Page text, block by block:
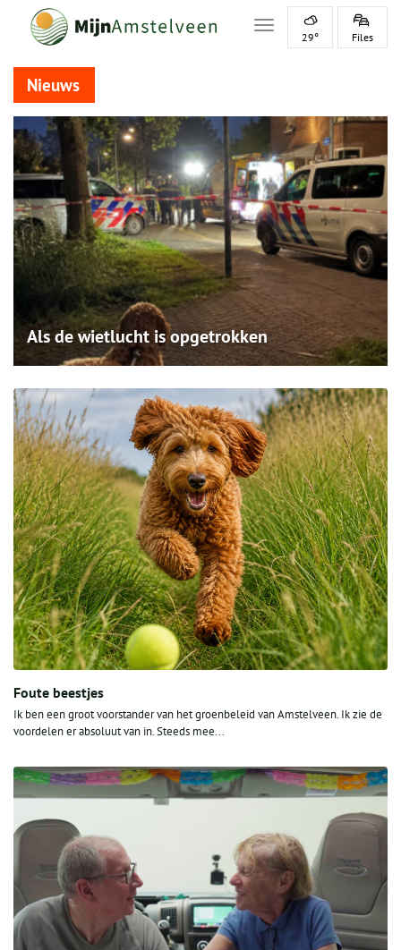
Toggle navigation
29° Files
Nieuws
Als de wietlucht is opgetrokken
Foute beestjes
Ik ben een groot voorstander van het groenbeleid van Amstelveen. Ik zie de
voordelen er absoluut van in. Steeds mee...